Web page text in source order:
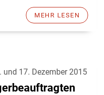
MEHR LESEN
17. Dezember 2015